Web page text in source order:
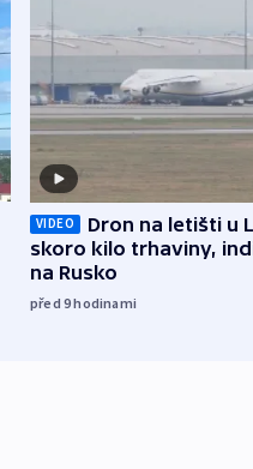
VIDEO
Dron na letišti u
skoro kilo trhaviny,
na Rusko
před 9hodinami